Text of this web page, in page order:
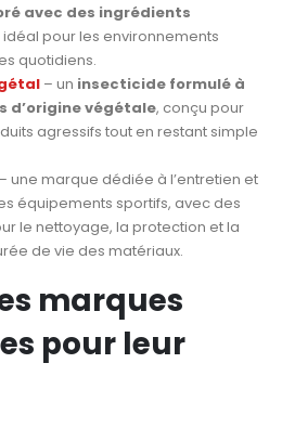
avec des ingrédients
idéal pour les environnements
quotidiens.
– un insecticide formulé à
d’origine végétale, conçu pour
agressifs tout en restant simple
– une marque dédiée à l’entretien et
équipements sportifs, avec des
le nettoyage, la protection et la
de vie des matériaux.
marques
pour leur